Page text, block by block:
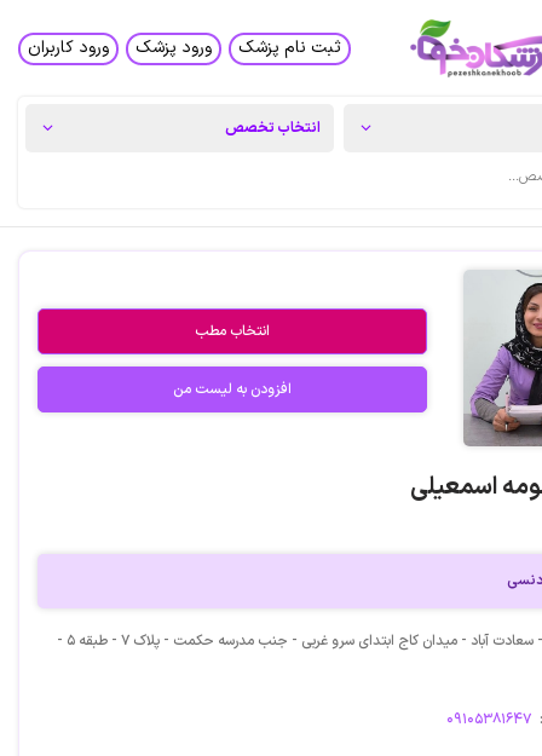
ثبت نام پزشک ورود پزشک ورود کاربران
انتخاب مطب
افزودن به لیست من
اسمعیلی
آدرس: تهران - سعادت آباد - میدان کاج ابتدای سرو غربی - جنب مدرسه حکمت - پلاک ۷ - طبقه ۵ -
۰۹۱۰۵۳۸۱۶۴۷